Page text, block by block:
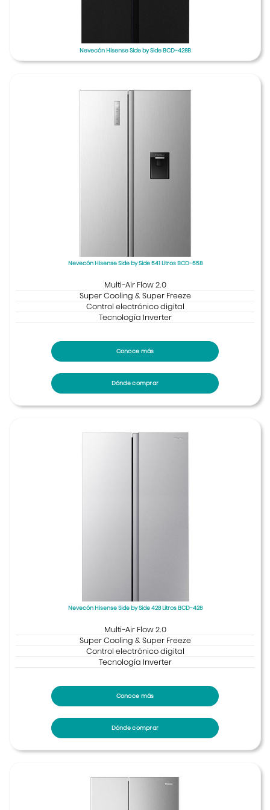
Nevecón Hisense Side by Side BCD-428B
Nevecón Hisense Side by Side 541 Litros BCD-558
Multi-Air Flow 2.0
Super Cooling & Super Freeze
Control electrónico digital
Tecnología Inverter
Conoce más
Dónde comprar
Nevecón Hisense Side by Side 428 Litros BCD-428
Multi-Air Flow 2.0
Super Cooling & Super Freeze
Control electrónico digital
Tecnología Inverter
Conoce más
Dónde comprar